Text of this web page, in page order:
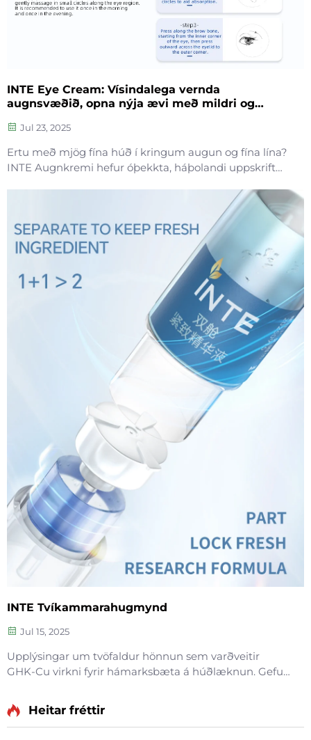
INTE Eye Cream: Vísindalega vernda
augnsvæðið, opna nýja ævi með mildri og
Jul 23, 2025
Ertu með mjög fína húð í kringum augun og fína lína?
INTE Augnkremi hefur óþekkta, háþolandi uppskrift
áberandi niðurstöður með mildri, vísindalega
rökstuðnum umögnun. Prófaðu það í dag.
INTE Tvíkammarahugmynd
Jul 15, 2025
Upplýsingar um tvöfaldur hönnun sem varðveitir
GHK-Cu virkni fyrir hámarksbæta á húðlæknun. Gefur
viðkvæmri húð. Prófaðu Small Blue Chamber lausnina
í dag.
Heitar fréttir